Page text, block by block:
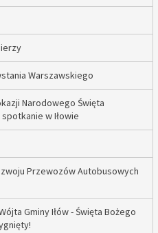
Warszawskiego
Narodowego Święta
w Iłowie
Przewozów Autobusowych
Gminy Iłów - Święta Bożego